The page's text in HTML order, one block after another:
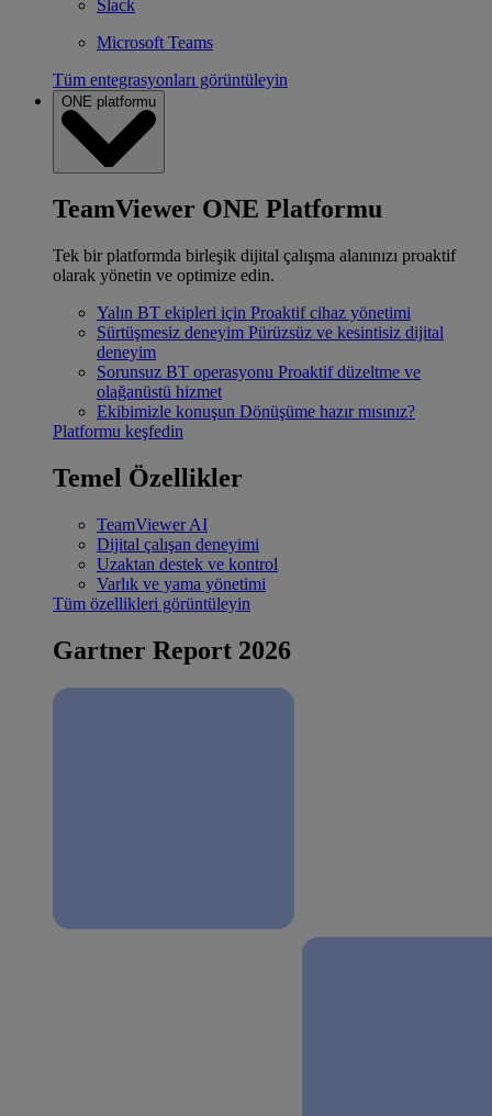
Slack
Microsoft Teams
Tüm entegrasyonları görüntüleyin
ONE platformu
TeamViewer ONE Platformu
Tek bir platformda birleşik dijital çalışma alanınızı proaktif
olarak yönetin ve optimize edin.
Yalın BT ekipleri için Proaktif cihaz yönetimi
Sürtüşmesiz deneyim Pürüzsüz ve kesintisiz dijital
deneyim
Sorunsuz BT operasyonu Proaktif düzeltme ve
olağanüstü hizmet
Ekibimizle konuşun Dönüşüme hazır mısınız?
Platformu keşfedin
Temel Özellikler
TeamViewer AI
Dijital çalışan deneyimi
Uzaktan destek ve kontrol
Varlık ve yama yönetimi
Tüm özellikleri görüntüleyin
Gartner Report 2026